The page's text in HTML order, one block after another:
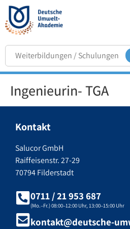
Ingenieurin- TGA
Kontakt
Salucor GmbH
Raiffeisenstr. 27-29
70794 Filderstadt
0711 / 21 953 687
(Mo.–Fr.) 08:00–12:00 Uhr, 13:00–15:00 Uhr
kontakt@deutsche-